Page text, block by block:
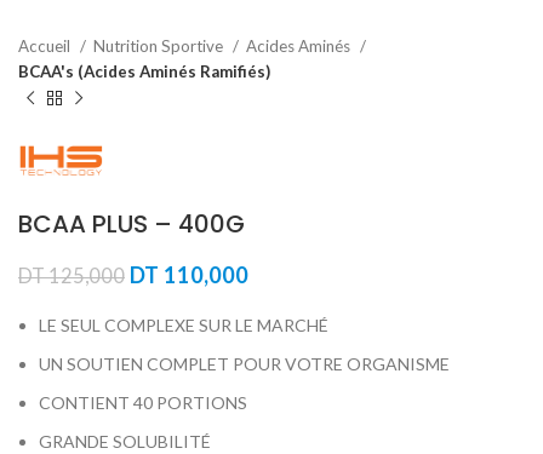
Accueil Nutrition Sportive
Acides Aminés
BCAA's (Acides Aminés Ramifiés)
BCAA PLUS – 400G
DT125,000 Le
initial
DT 125,000.
DT 110,000Le
actuel
DT 110,000.
LE SEUL COMPLEXE SUR LE MARCHÉ
UN SOUTIEN COMPLET POUR VOTRE ORGANISME
CONTIENT 40 PORTIONS
GRANDE SOLUBILITÉ